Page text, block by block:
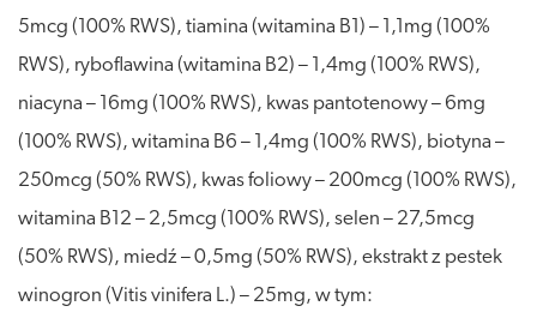
5mcg (100% RWS), tiamina (witamina B1) – 1,1mg (100%
RWS), ryboflawina (witamina B2) – 1,4mg (100% RWS),
niacyna – 16mg (100% RWS), kwas pantotenowy – 6mg
(100% RWS), witamina B6 – 1,4mg (100% RWS), biotyna –
250mcg (50% RWS), kwas foliowy – 200mcg (100% RWS),
witamina B12 – 2,5mcg (100% RWS), selen – 27,5mcg
(50% RWS), miedź – 0,5mg (50% RWS), ekstrakt z pestek
winogron (Vitis vinifera L.) – 25mg, w tym: